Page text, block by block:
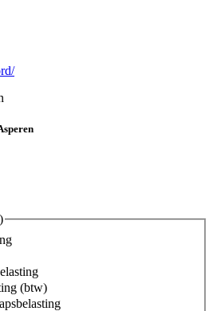
(btw)